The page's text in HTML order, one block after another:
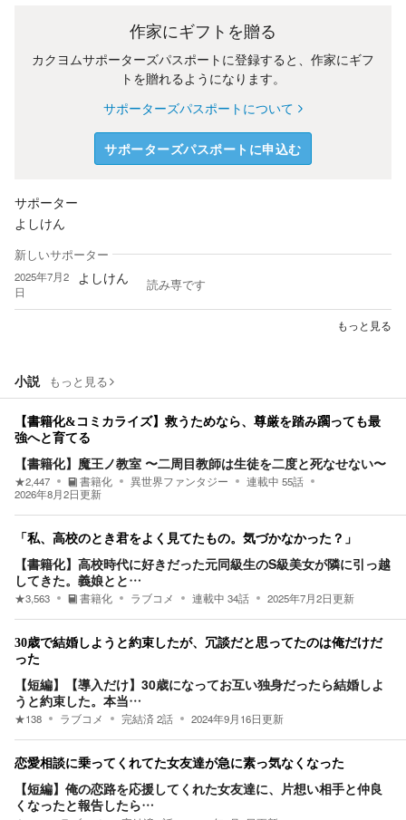
作家にギフトを贈る
カクヨムサポーターズパスポートに登録すると、作家にギフ
トを贈れるようになります。
サポーターズパスポートについて
サポーターズパスポートに申込む
サポーター
よしけん
新しいサポーター
2025年7月2
日
よしけん 読み専です
もっと見る
小説 もっと見る
【書籍化&コミカライズ】救うためなら、尊厳を踏み躙っても最
強へと育てる
【書籍化】魔王ノ教室 〜二周目教師は生徒を二度と死なせない〜
★2,447 書籍化 異世界ファンタジー 連載中 55話
2026年8月2日更新
「私、高校のとき君をよく見てたもの。気づかなかった？」
【書籍化】高校時代に好きだった元同級生のS級美女が隣に引っ越
してきた。義娘とと…
★3,563 書籍化 ラブコメ 連載中 34話 2025年7月2日更新
30歳で結婚しようと約束したが、冗談だと思ってたのは俺だけだ
った
【短編】【導入だけ】30歳になってお互い独身だったら結婚しよ
うと約束した。本当…
★138 ラブコメ 完結済2話 2024年9月16日更新
恋愛相談に乗ってくれてた女友達が急に素っ気なくなった
【短編】俺の恋路を応援してくれた女友達に、片想い相手と仲良
くなったと報告したら…